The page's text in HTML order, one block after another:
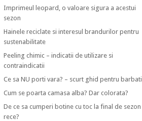
Imprimeul leopard, o valoare sigura a acestui
sezon
Hainele reciclate si interesul brandurilor pentru
sustenabilitate
Peeling chimic – indicatii de utilizare si
contraindicatii
Ce sa NU porti vara? – scurt ghid pentru barbati
Cum se poarta camasa alba? Dar colorata?
De ce sa cumperi botine cu toc la final de sezon
rece?